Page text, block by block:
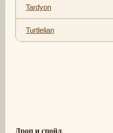
Tardyon
Turtlelian
Дроп и спойл.